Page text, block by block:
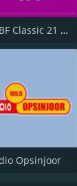
RTBF Classic 21 60's
Opsinjoor